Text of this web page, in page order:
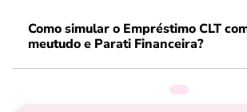
Como simular o Empréstimo CLT
meutudo e Parati Financeira?